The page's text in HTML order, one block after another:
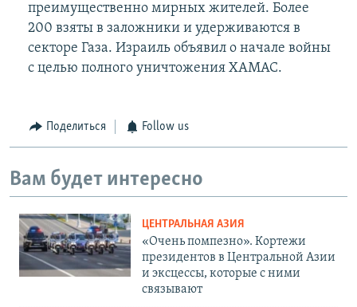
преимущественно мирных жителей. Более
200 взяты в заложники и удерживаются в
секторе Газа. Израиль объявил о начале войны
с целью полного уничтожения ХАМАС.
Поделиться Follow us
Вам будет интересно
ЦЕНТРАЛЬНАЯ АЗИЯ
«Очень помпезно». Кортежи
президентов в Центральной Азии
и эксцессы, которые с ними
связывают